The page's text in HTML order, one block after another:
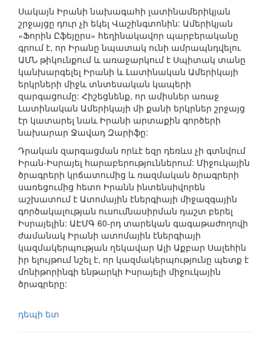
Սակայն Իրանի նախագահի լատինամերիկյան
շրջայցը դուր չի եկել Վաշինգտոնին: Ամերիկյան
«Ֆորին Ըֆեյըրս» հեղինակավոր պարբերականը
գրում է, որ Իրանը նպատակ ունի ամրապնդվելու
ԱՄՆ թիկունքում և առաջարկում է Սպիտակ տանը
կանխարգելել Իրանի և Լատինական Ամերիկայի
երկրների միջև տնտեսական կապերի
զարգացումը: Հիշեցնենք, որ ամիսներ առաջ
Լատինական Ամերիկայի մի քանի երկրներ շրջայց
էր կատարել նաև Իրանի արտաքին գործերի
նախարար Ջավադ Զարիֆը:
Դրական զարգացման որևէ եզր դեռևս չի գտնվում
Իրան-Իսրայել հարաբերություններում: Միջուկային
ծրագրերի կրճատումից և ռազմական ծրագրերի
սառեցումից հետո Իրանն ինտենսիվորեն
աշխատում է Ատոմային էներգիայի միջազգային
գործակալության ուսումնասիրման դաշտ բերել
Իսրայելին: ԱԷՄԳ 60-րդ տարեկան գագաթաժողովի
ժամանակ Իրանի ատոմային էներգիայի
կազմակերպության ղեկավար Ալի Աքբար Սալեհին
իր ելույթում նշել է, որ կազմակերպությունը պետք է
մոնիթորինգի ենթարկի Իսրայելի միջուկային
ծրագրերը:
դեպի ետ